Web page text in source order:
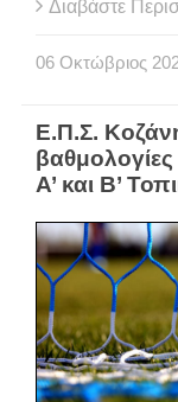
Διαβάστε
06 Οκτώβριος
Ε.Π.Σ.
Α’ και Β’